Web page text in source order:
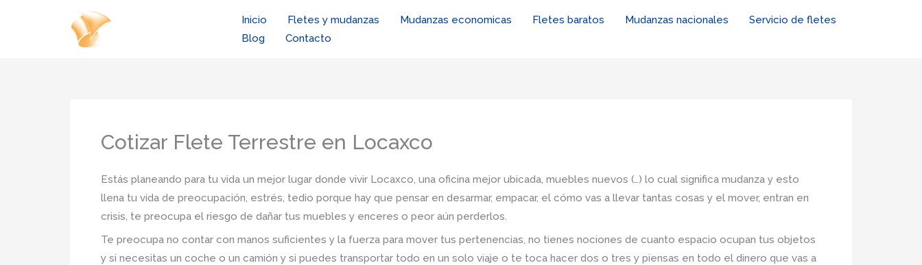
Inicio Fletes y mudanzas Mudanzas economicas Fletes baratos Mudanzas nacionales
Servicio de fletes
Blog
Contacto
Cotizar Flete Terrestre en Locaxco
Estás planeando para tu vida un mejor lugar donde vivir Locaxco, una oficina mejor ubicada, muebles nuevos (…) lo cual significa mudanza y esto
llena tu vida de preocupación, estrés, tedio porque hay que pensar en desarmar, empacar, el cómo vas a llevar tantas cosas y el mover, entran en
crisis, te preocupa el riesgo de dañar tus muebles y enceres o peor aún perderlos.
Te preocupa no contar con manos suficientes y la fuerza para mover tus pertenencias, no tienes nociones de cuanto espacio ocupan tus objetos
y si necesitas un coche o un camión y si puedes transportar todo en un solo viaje o te toca hacer dos o tres y piensas en todo el dinero que vas a